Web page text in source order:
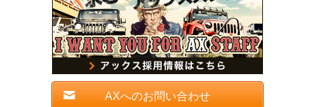
AXへのお問い合わせ